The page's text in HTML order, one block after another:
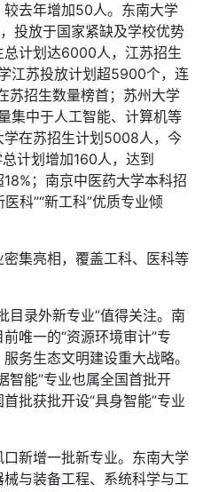
去年增加50人。东南大学
投放于国家紧缺及学校优势
计划达6000人，江苏招生
江苏投放计划超5900个，连
苏招生数量榜首；苏州大学
集中于人工智能、计算机等
在苏招生计划5008人，今
计划增加160人，达到
；南京中医药大学本科招
科”“新工科”优质专业倾
集亮相，覆盖工科、医科等
录外新专业”值得关注。南
唯一的“资源环境审计”专
务生态文明建设重大战略。
智能”专业也属全国首批开
批获批开设“具身智能”专业
新增一批新专业。东南大学
与装备工程、系统科学与工